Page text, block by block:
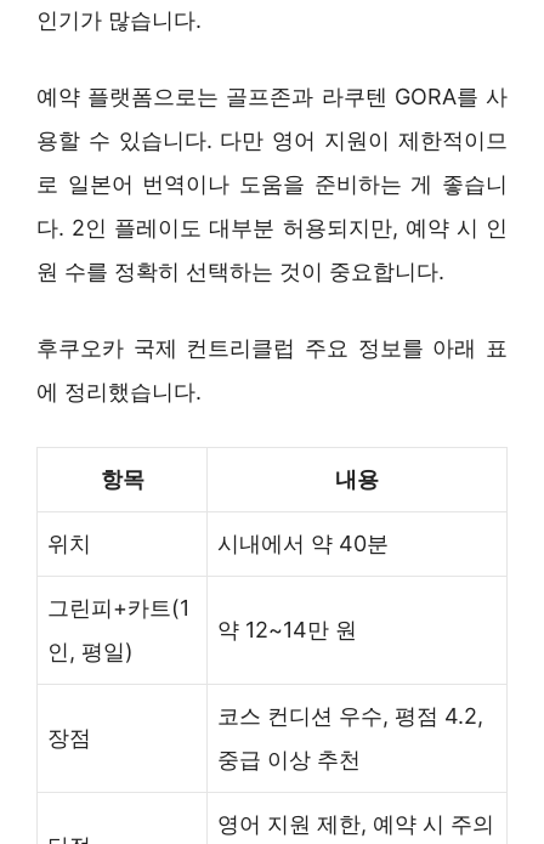
인기가 많습니다.
예약 플랫폼으로는 골프존과 라쿠텐 GORA를 사
용할 수 있습니다. 다만 영어 지원이 제한적이므
로 일본어 번역이나 도움을 준비하는 게 좋습니
다. 2인 플레이도 대부분 허용되지만, 예약 시 인
원 수를 정확히 선택하는 것이 중요합니다.
후쿠오카 국제 컨트리클럽 주요 정보를 아래 표
에 정리했습니다.
항목 내용
위치 시내에서 약 40분
그린피+카트(1
인, 평일)
약 12~14만 원
장점
코스 컨디션 우수, 평점 4.2,
중급 이상 추천
영어 지원 제한, 예약 시 주의